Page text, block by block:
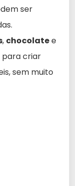
ser
, chocolatee
para criar
sem muito